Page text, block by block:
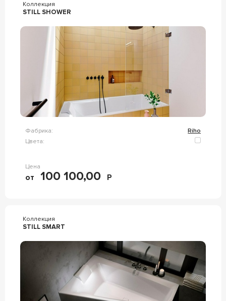
Коллекция
STILL SHOWER
Фабрика:
Riho
Цвета:
Цена
от 100 100,00 Р
Коллекция
STILL SMART